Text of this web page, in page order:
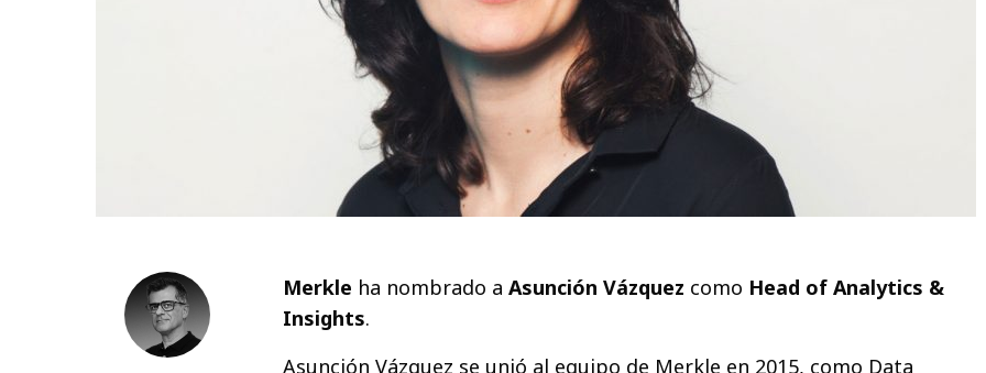
Merkle ha nombrado aAsunción Vázquez como Head of Analytics &
Insights.
Asunción Vázquez se unió al equipo de Merkle en 2015, como Data